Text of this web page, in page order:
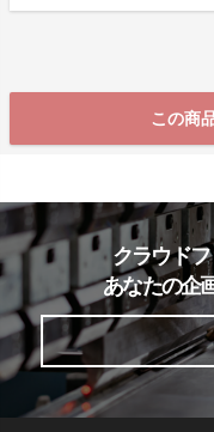
この商
クラウドフ
あなたの企